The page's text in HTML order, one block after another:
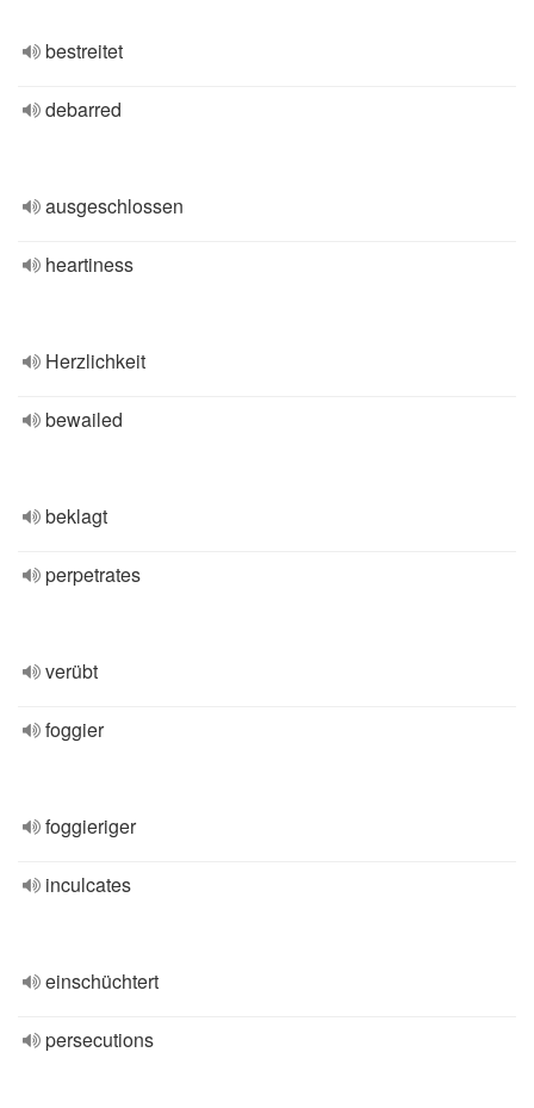
bestreitet
debarred
ausgeschlossen
heartiness
Herzlichkeit
bewailed
beklagt
perpetrates
verübt
foggier
foggieriger
inculcates
einschüchtert
persecutions